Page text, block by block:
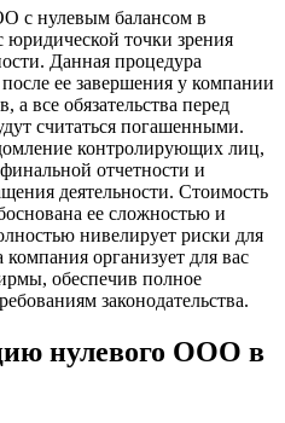
с нулевым балансом в
точки зрения
Данная процедура
ее завершения у компании
а все обязательства перед
считаться погашенными.
контролирующих лиц,
отчетности и
деятельности. Стоимость
ее сложностью и
нивелирует риски для
организует для вас
обеспечив полное
законодательства.
нулевого ООО в